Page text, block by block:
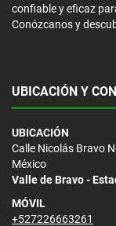
confiable y eficaz
Conózcanos y
UBICACIÓN Y
UBICACIÓN
Calle Nicolás Bravo
México
Valle de Bravo -
MÓVIL
+527226663261